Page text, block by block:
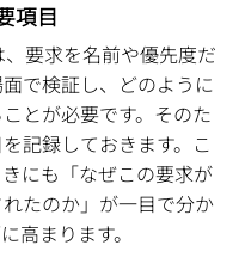
項目
要求を名前や優先度だ
で検証し、どのように
とが必要です。そのた
記録しておきます。こ
にも「なぜこの要求が
たのか」が一目で分か
高まります。